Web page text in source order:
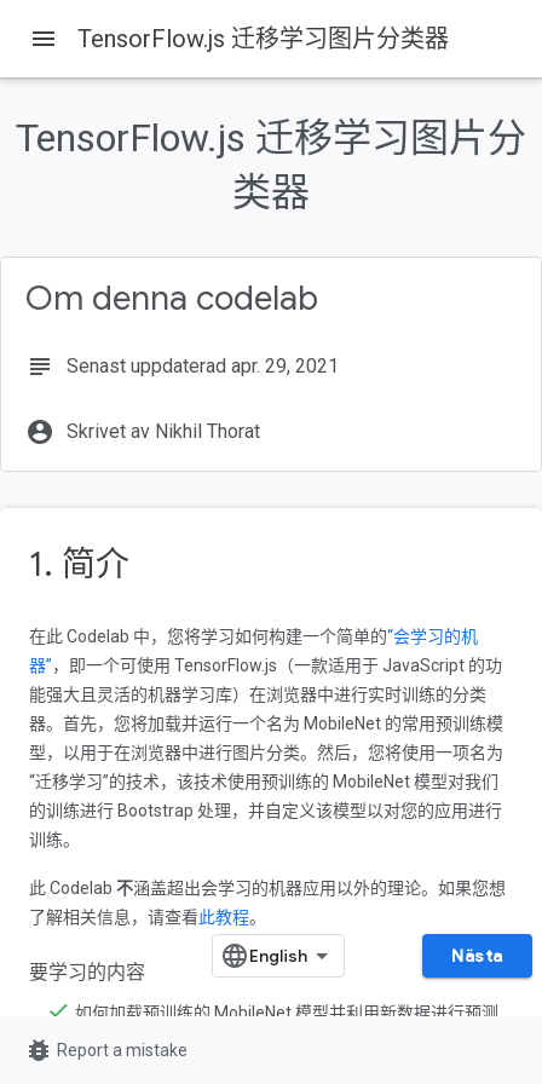
menu TensorFlow.js 迁移学习图片分类器
TensorFlow.js 迁移学习图片分
类器
Om denna codelab
subject Senast uppdaterad apr. 29, 2021
account_circle Skrivet av Nikhil Thorat
1. 简介
在此 Codelab 中，您将学习如何构建一个简单的“会学习的机
器”，即一个可使用 TensorFlow.js（一款适用于 JavaScript 的功
能强大且灵活的机器学习库）在浏览器中进行实时训练的分类
器。首先，您将加载并运行一个名为 MobileNet 的常用预训练模
型，以用于在浏览器中进行图片分类。然后，您将使用一项名为
“迁移学习”的技术，该技术使用预训练的 MobileNet 模型对我们
的训练进行 Bootstrap 处理，并自定义该模型以对您的应用进行
训练。
此 Codelab 不涵盖超出会学习的机器应用以外的理论。如果您想
了解相关信息，请查看此教程。
要学习的内容
如何加载预训练的 MobileNet 模型并利用新数据进行预测
如何通过网络摄像头进行预测
Nästa
bug_report Report a mistake